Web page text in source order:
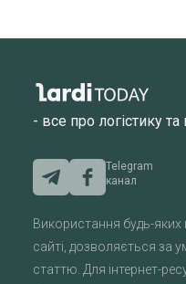
- все про логістику
Telegram
канал
Використання будь-яких
сайті, дозволяється за
статтю. Для інтернет-